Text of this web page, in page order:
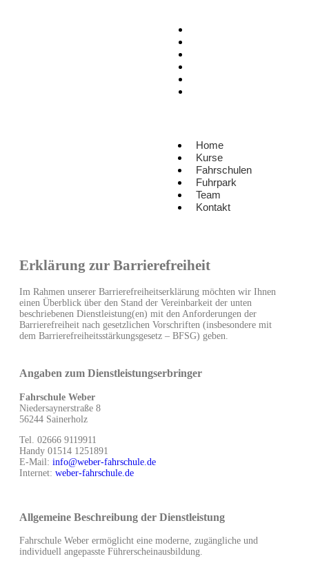
Home
Kurse
Fahrschulen
Fuhrpark
Team
Kontakt
Erklärung zur Barrierefreiheit
Im Rahmen unserer Barrierefreiheitserklärung möchten wir Ihnen
einen Überblick über den Stand der Vereinbarkeit der unten
beschriebenen Dienstleistung(en) mit den Anforderungen der
Barrierefreiheit nach gesetzlichen Vorschriften (insbesondere mit
dem Barrierefreiheitsstärkungsgesetz – BFSG) geben.
Angaben zum Dienstleistungserbringer
Fahrschule Weber
Niedersaynerstraße 8
56244 Sainerholz
Tel. 02666 9119911
Handy 01514 1251891
E-Mail: info@weber-fahrschule.de
Internet: weber-fahrschule.de
Allgemeine Beschreibung der Dienstleistung
Fahrschule Weber ermöglicht eine moderne, zugängliche und
individuell angepasste Führerscheinausbildung.